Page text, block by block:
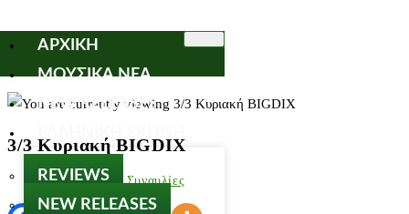
ΑΡΧΙΚΗ
ΜΟΥΣΙΚΑ ΝΕΑ
NEW RELEASES
REVIEWS
NEW RELEASES
3/3 Κυριακή BIGDIX
Παλαιότερτες Συναυλίες